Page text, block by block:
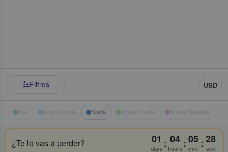
Filtros USD
Box Royal Circle Stalls Upper Circle Stalls Standing
¿Te lo vas a perder? 01
days : 04
hours :05
min :28
sec